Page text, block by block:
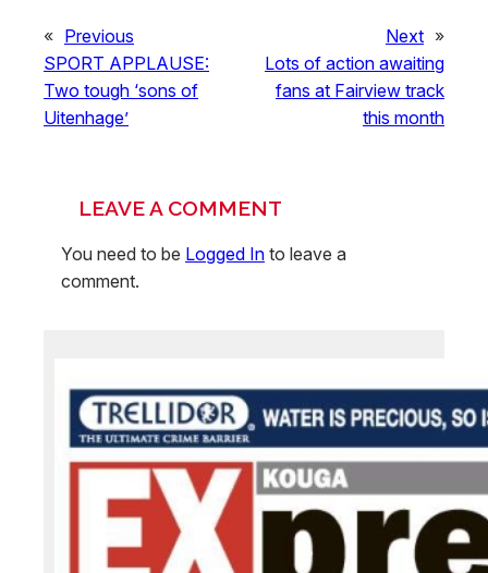
« Previous
SPORT APPLAUSE:
Two tough ‘sons of
Uitenhage’
Next »
Lots of action awaiting
fans at Fairview track
this month
LEAVE A COMMENT
You need to be Logged In to leave a
comment.